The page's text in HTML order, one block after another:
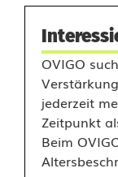
w
OVIGO
jederzeit
Zeitpunkt
Beim